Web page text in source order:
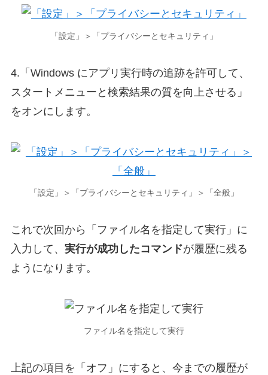
「設定」＞「プライバシーとセキュリティ」
4.「Windows にアプリ実行時の追跡を許可して、
スタートメニューと検索結果の質を向上させる」
をオンにします。
「設定」＞「プライバシーとセキュリティ」＞「全般」
これで次回から「ファイル名を指定して実行」に
入力して、 実行が成功したコマンドが履歴に残る
ようになります。
ファイル名を指定して実行
上記の項目を「オフ」にすると、今までの履歴が